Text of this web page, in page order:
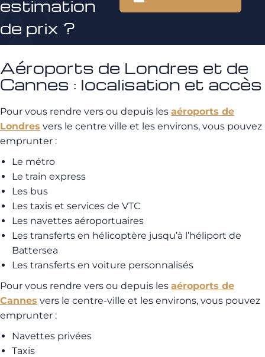
estimation
de prix ?
Aéroports de Londres et de
Cannes : localisation et accès
Pour vous rendre vers ou depuis les aéroports de
Londres vers le centre ville et les environs, vous pouvez
emprunter :
Le métro
Le train express
Les bus
Les taxis et services de VTC
Les navettes aéroportuaires
Les transferts en hélicoptère jusqu’à l’héliport de
Battersea
Les transferts en voiture personnalisés
Pour vous rendre vers ou depuis les aéroports de
Cannes vers le centre-ville et les environs, vous pouvez
emprunter :
Navettes privées
Taxis